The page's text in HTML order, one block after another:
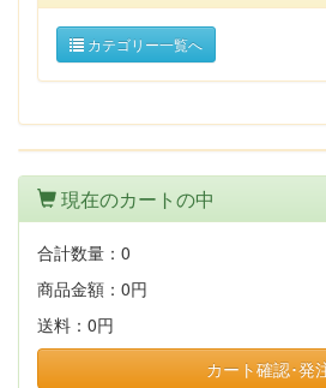
カテゴリー一覧へ
現在のカートの中
合計数量： 0
商品金額： 0円
送料： 0円
カート確認･発